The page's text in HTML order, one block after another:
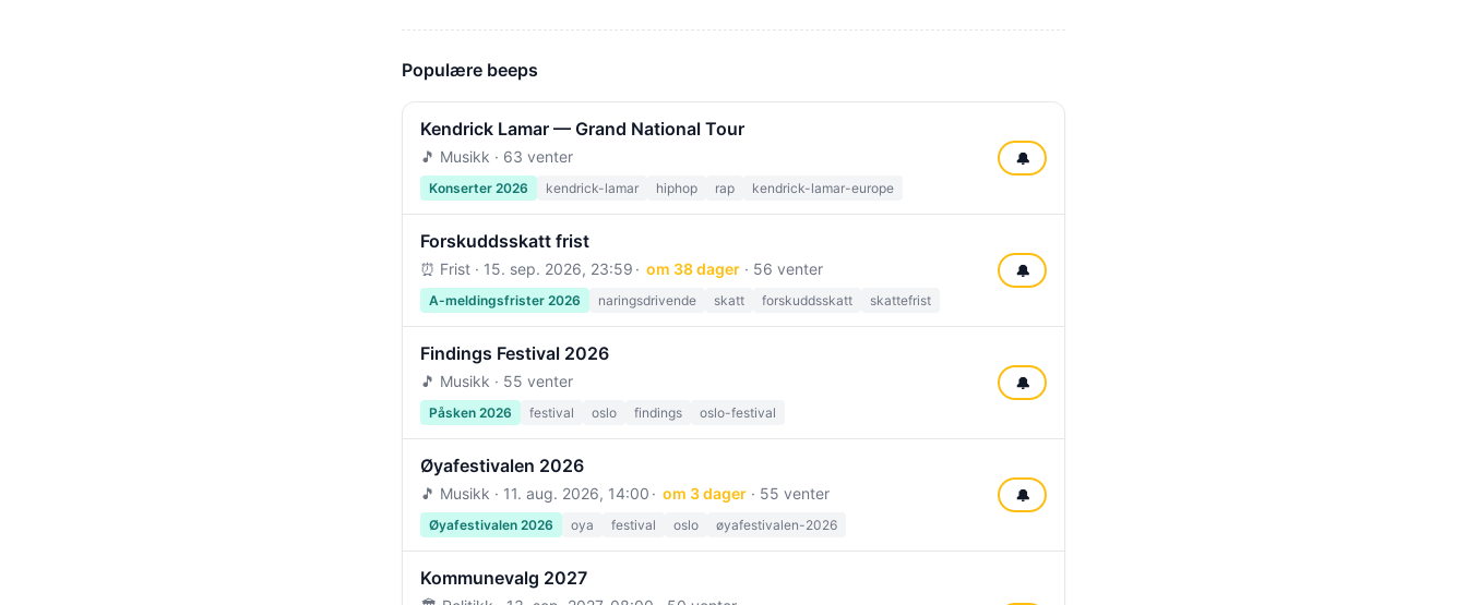
Populære beeps
Kendrick Lamar — Grand National Tour
🎵 Musikk · 63 venter
Konserter 2026 kendrick-lamar hiphop rap kendrick-lamar-europe
🔔
Forskuddsskatt frist
⏰ Frist · 15. sep. 2026, 23:59 om 38 dager· 56 venter
A-meldingsfrister 2026 naringsdrivende skatt forskuddsskatt skattefrist
🔔
Findings Festival 2026
🎵 Musikk · 55 venter
Påsken 2026 festival oslo findings oslo-festival
🔔
Øyafestivalen 2026
🎵 Musikk · 11. aug. 2026, 14:00 om 3 dager· 55 venter
Øyafestivalen 2026 oya festival oslo øyafestivalen-2026
🔔
Kommunevalg 2027